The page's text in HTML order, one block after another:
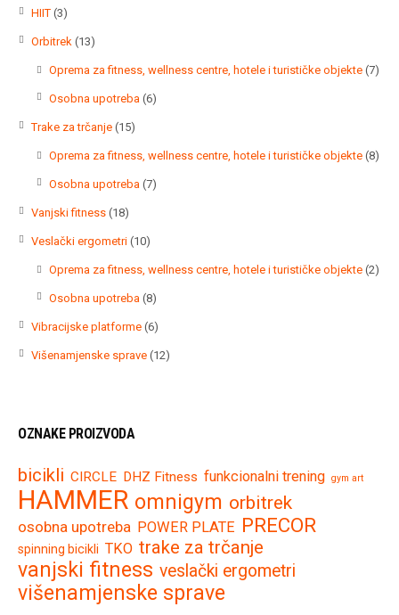
HIIT 33
Orbitrek 1313
Oprema za fitness, wellness centre, hotele i turističke objekte 77
Osobna upotreba 66
Trake za trčanje 1515
Oprema za fitness, wellness centre, hotele i turističke objekte 88
Osobna upotreba 77
Vanjski fitness 1818
Veslački ergometri 1010
Oprema za fitness, wellness centre, hotele i turističke objekte 22
Osobna upotreba 88
Vibracijske platforme 66
Višenamjenske sprave 1212
OZNAKE PROIZVODA
bicikli CIRCLE DHZ Fitness funkcionalni trening gym art
HAMMER omnigym orbitrek
osobna upotreba POWER PLATE PRECOR
spinning bicikli TKO trake za trčanje
vanjski fitness veslački ergometri
višenamjenske sprave